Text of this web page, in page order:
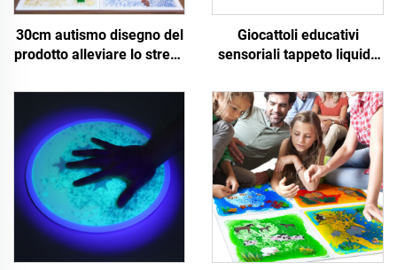
30cm autismo disegno del
prodotto alleviare lo stress
liquido piastrelle
sensoriale tappeto gel
pavimento tappeto di lava
per autistici
Giocattoli educativi
sensoriali tappeto liquido
lava liquida per bambini
autistici inquieti